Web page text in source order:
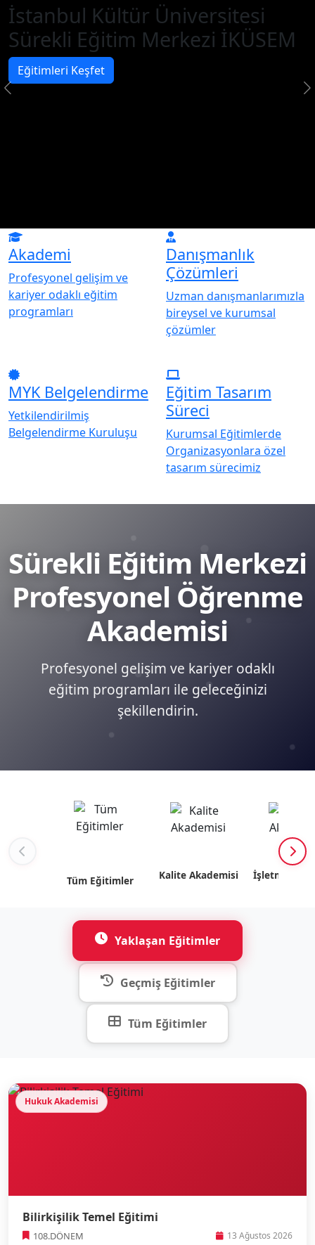
İstanbul Kültür Üniversitesi
Sürekli Eğitim Merkezi İKÜSEM
Eğitimleri Keşfet
Akademi
Profesyonel gelişim ve
kariyer odaklı eğitim
programları
Danışmanlık
Çözümleri
Uzman danışmanlarımızla
bireysel ve kurumsal
çözümler
MYK Belgelendirme
Yetkilendirilmiş
Belgelendirme Kuruluşu
Eğitim Tasarım
Süreci
Kurumsal Eğitimlerde
Organizasyonlara özel
tasarım sürecimiz
Sürekli Eğitim Merkezi
Profesyonel Öğrenme
Akademisi
Profesyonel gelişim ve kariyer odaklı
eğitim programları ile geleceğinizi
şekillendirin.
Tüm Eğitimler Kalite Akademisi İşletme
Yaklaşan Eğitimler
Geçmiş Eğitimler
Tüm Eğitimler
Hukuk Akademisi
Bilirkişilik Temel Eğitimi
108.DÖNEM 13 Ağustos 2026